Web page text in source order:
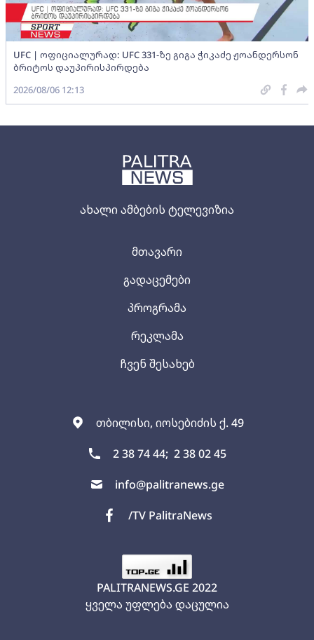
ახალი ამბების ტელევიზია
თბილისი, იოსებიძის ქ. 49
2 38 74 44; 2 38 02 45
info@palitranews.ge
/TV PalitraNews
მთავარი
გადაცემები
პროგრამა
რეკლამა
ჩვენ შესახებ
PALITRANEWS.GE 2022
ყველა უფლება დაცულია
UFC | ოფიციალურად: UFC 331-ზე გიგა ჭიკაძე ჟოანდერსონ
ბრიტოს დაუპირისპირდება
2026/08/06 12:13